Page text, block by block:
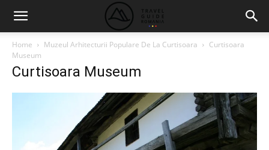
Home Muzeul Arhitecturii Populare De La Curtisoara
Curtisoara
Museum
Curtisoara Museum